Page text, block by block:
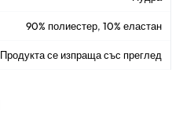
90% полиестер, 10% еластан
Продукта се изпраща със преглед